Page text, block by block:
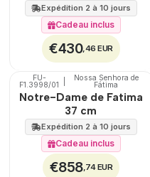
Expédition 2 à 10 jours
Cadeau inclus
€430,46 EUR
🇵🇹 100%
FU-
F1.3998/01
Nossa Senhora de
Fátima
Notre-Dame de Fatima
37 cm
Expédition 2 à 10 jours
Cadeau inclus
€858,74 EUR